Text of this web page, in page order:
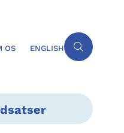
OS ENGLISH